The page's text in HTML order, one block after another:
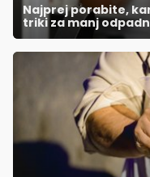
Najprej porabite,
triki za manj